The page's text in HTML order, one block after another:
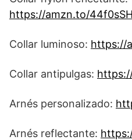
https://amzn.to/44f0sSH
Collar luminoso: https://
Collar antipulgas:
Arnés personalizado:
Arnés reflectante: